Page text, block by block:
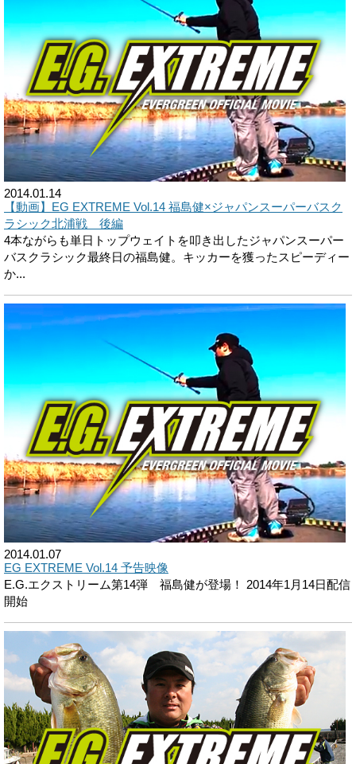
2014.01.14
【動画】EG EXTREME Vol.14 福島健×ジャパンスーパーバスク
ラシック北浦戦 後編
4本ながらも単日トップウェイトを叩き出したジャパンスーパー
バスクラシック最終日の福島健。キッカーを獲ったスピーディー
か...
2014.01.07
EG EXTREME Vol.14 予告映像
E.G.エクストリーム第14弾 福島健が登場！ 2014年1月14日配信
開始